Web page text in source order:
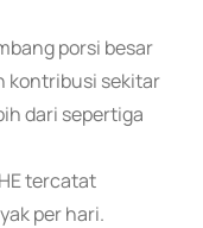
porsi besar
kontribusi sekitar
dari sepertiga
tercatat
per hari.